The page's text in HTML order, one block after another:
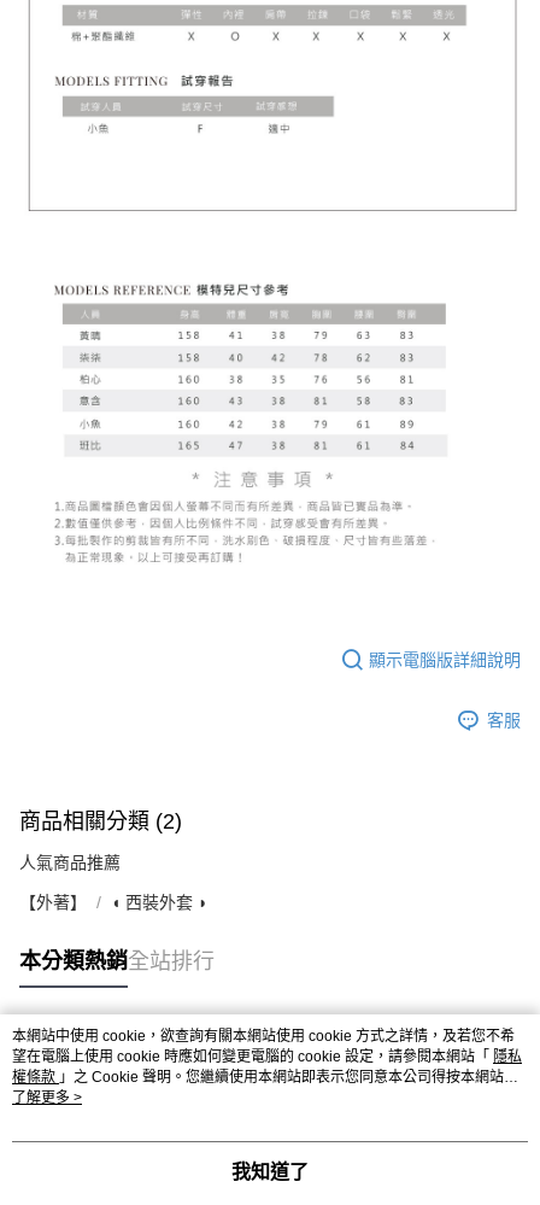
顯示電腦版詳細說明
客服
商品相關分類 (2)
人氣商品推薦
【外著】 ◖ 西裝外套 ◗
本分類熱銷全站排行
熱門標籤
本網站中使用 cookie，欲查詢有關本網站使用 cookie 方式之詳情，及若您不希
望在電腦上使用 cookie 時應如何變更電腦的 cookie 設定，請參閱本網站「 隱私
權條款 」之 Cookie 聲明。您繼續使用本網站即表示您同意本公司得按本網站使
用條款之 Cookie 聲明使用 cookie。
了解更多 >
我知道了